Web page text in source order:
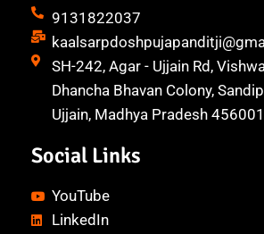
9131822037
SH-242, Agar - Ujjain Rd,
Dhancha Bhavan Colony,
Ujjain, Madhya Pradesh 456001
Social Links
YouTube
LinkedIn